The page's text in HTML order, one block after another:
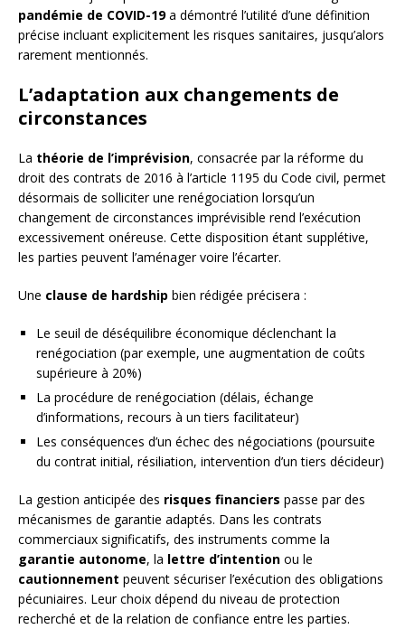
pandémie de COVID-19a démontré l’utilité d’une définition
précise incluant explicitement les risques sanitaires, jusqu’alors
rarement mentionnés.
L’adaptation aux changements de
circonstances
La théorie de l’imprévision, consacrée par la réforme du
droit des contrats de 2016 à l’article 1195 du Code civil, permet
désormais de solliciter une renégociation lorsqu’un
changement de circonstances imprévisible rend l’exécution
excessivement onéreuse. Cette disposition étant supplétive,
les parties peuvent l’aménager voire l’écarter.
Une clause de hardship bien rédigée précisera :
Le seuil de déséquilibre économique déclenchant la
renégociation (par exemple, une augmentation de coûts
supérieure à 20%)
La procédure de renégociation (délais, échange
d’informations, recours à un tiers facilitateur)
Les conséquences d’un échec des négociations (poursuite
du contrat initial, résiliation, intervention d’un tiers décideur)
La gestion anticipée des risques financiers passe par des
mécanismes de garantie adaptés. Dans les contrats
commerciaux significatifs, des instruments comme la
garantie autonome, la lettre d’intention ou le
cautionnement peuvent sécuriser l’exécution des obligations
pécuniaires. Leur choix dépend du niveau de protection
recherché et de la relation de confiance entre les parties.